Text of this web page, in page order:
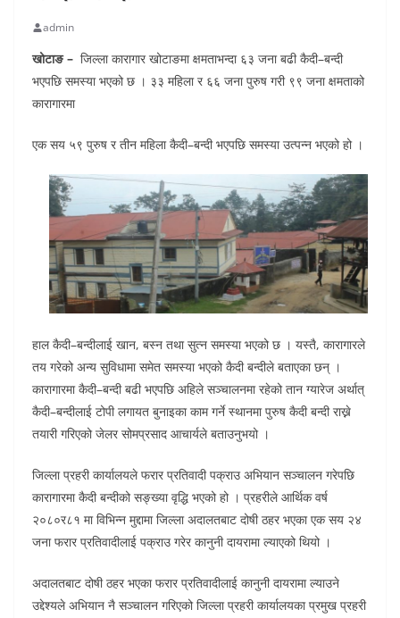
admin
खोटाङ – जिल्ला कारागार खोटाङमा क्षमताभन्दा ६३ जना बढी कैदी–बन्दी
भएपछि समस्या भएको छ । ३३ महिला र ६६ जना पुरुष गरी ९९ जना क्षमताको
कारागारमा
एक सय ५९ पुरुष र तीन महिला कैदी–बन्दी भएपछि समस्या उत्पन्न भएको हो ।
हाल कैदी–बन्दीलाई खान, बस्न तथा सुत्न समस्या भएको छ । यस्तै, कारागारले
तय गरेको अन्य सुविधामा समेत समस्या भएको कैदी बन्दीले बताएका छन् ।
कारागारमा कैदी–बन्दी बढी भएपछि अहिले सञ्चालनमा रहेको तान ग्यारेज अर्थात्
कैदी–बन्दीलाई टोपी लगायत बुनाइका काम गर्ने स्थानमा पुरुष कैदी बन्दी राख्ने
तयारी गरिएको जेलर सोमप्रसाद आचार्यले बताउनुभयो ।
जिल्ला प्रहरी कार्यालयले फरार प्रतिवादी पक्राउ अभियान सञ्चालन गरेपछि
कारागारमा कैदी बन्दीको सङ्ख्या वृद्धि भएको हो । प्रहरीले आर्थिक वर्ष
२०८०र८१ मा विभिन्न मुद्दामा जिल्ला अदालतबाट दोषी ठहर भएका एक सय २४
जना फरार प्रतिवादीलाई पक्राउ गरेर कानुनी दायरामा ल्याएको थियो ।
अदालतबाट दोषी ठहर भएका फरार प्रतिवादीलाई कानुनी दायरामा ल्याउने
उद्देश्यले अभियान नै सञ्चालन गरिएको जिल्ला प्रहरी कार्यालयका प्रमुख प्रहरी